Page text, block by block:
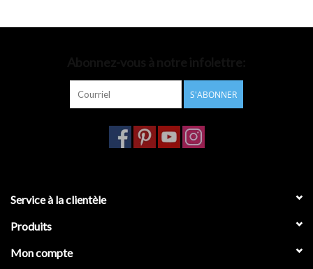
S'ABONNER
Service à la clientèle
Produits
Mon compte